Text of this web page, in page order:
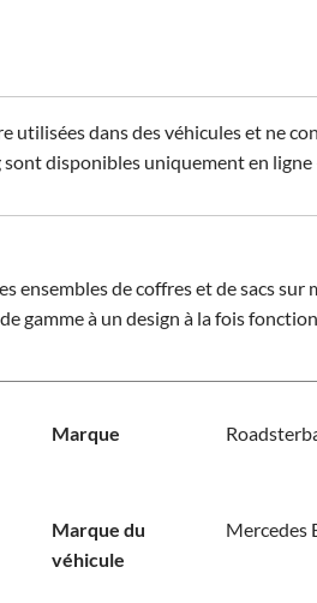
utilisées dans des véhicules et ne
disponibles uniquement en ligne
ensembles de coffres et de sacs
gamme à un design à la fois
Marque
Marque du
véhicule
Mercedes